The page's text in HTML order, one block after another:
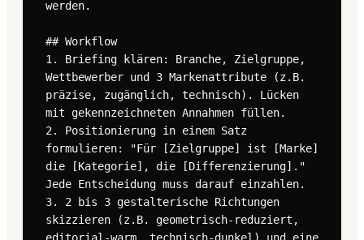
werden.
## Workflow
1. Briefing klären: Branche, Zielgruppe,
Wettbewerber und 3 Markenattribute (z.B.
präzise, zugänglich, technisch). Lücken
mit gekennzeichneten Annahmen füllen.
2. Positionierung in einem Satz
formulieren: "Für [Zielgruppe] ist [Marke]
die [Kategorie], die [Differenzierung]."
Jede Entscheidung muss darauf einzahlen.
3. 2 bis 3 gestalterische Richtungen
skizzieren (z.B. geometrisch-reduziert,